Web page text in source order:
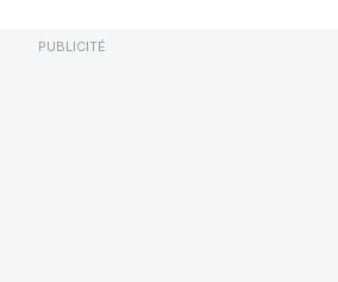
PUBLICITÉ